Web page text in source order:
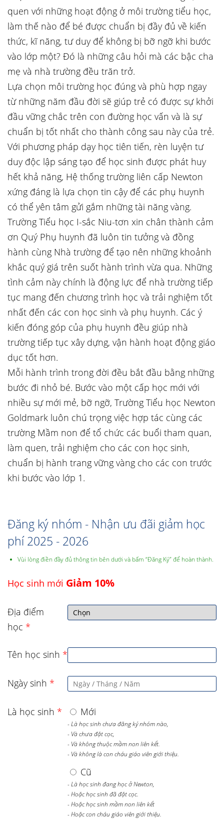
quen với những hoạt động ở môi trường tiểu học,
làm thế nào để bé được chuẩn bị đầy đủ về kiến
thức, kĩ năng, tư duy để không bị bỡ ngỡ khi bước
vào lớp một? Đó là những câu hỏi mà các bậc cha
mẹ và nhà trường đều trăn trở.
Lựa chọn môi trường học đúng và phù hợp ngay
từ những năm đầu đời sẽ giúp trẻ có được sự khởi
đầu vững chắc trên con đường học vấn và là sự
chuẩn bị tốt nhất cho thành công sau này của trẻ.
Với phương pháp dạy học tiên tiến, rèn luyện tư
duy độc lập sáng tạo để học sinh được phát huy
hết khả năng, Hệ thống trường liên cấp Newton
xứng đáng là lựa chọn tin cậy để các phụ huynh
có thể yên tâm gửi gắm những tài năng vàng.
Trường Tiểu học I-sắc Niu-tơn xin chân thành cảm
ơn Quý Phụ huynh đã luôn tin tưởng và đồng
hành cùng Nhà trường để tạo nên những khoảnh
khắc quý giá trên suốt hành trình vừa qua. Những
tình cảm này chính là động lực để nhà trường tiếp
tục mang đến chương trình học và trải nghiệm tốt
nhất đến các con học sinh và phụ huynh. Các ý
kiến đóng góp của phụ huynh đều giúp nhà
trường tiếp tục xây dựng, vận hành hoạt động giáo
dục tốt hơn.
Mỗi hành trình trong đời đều bắt đầu bằng những
bước đi nhỏ bé. Bước vào một cấp học mới với
nhiều sự mới mẻ, bỡ ngỡ, Trường Tiểu học Newton
Goldmark luôn chú trọng việc hợp tác cùng các
trường Mầm non để tổ chức các buổi tham quan,
làm quen, trải nghiệm cho các con học sinh,
chuẩn bị hành trang vững vàng cho các con trước
khi bước vào lớp 1.
Đăng ký nhóm - Nhận ưu đãi giảm học
phí 2025 - 2026
Vùi lòng điền đầy đủ thông tin bên dưới và bấm “Đăng Ký” để hoàn thành.
Học sinh mới Giảm 10%
Địa điểm
học *
Tên học sinh *
Ngày sinh *
Là học sinh * Mới
- Là học sinh chưa đăng ký nhóm nào,
- Và chưa đặt cọc,
- Và không thuộc mầm non liên kết.
- Và không là con cháu giáo viên giới thiệu.
Cũ
- Là học sinh đang học ở Newton,
- Hoặc học sinh đã đặt cọc.
- Hoặc học sinh mầm non liên kết
- Hoặc con cháu giáo viên giới thiệu.